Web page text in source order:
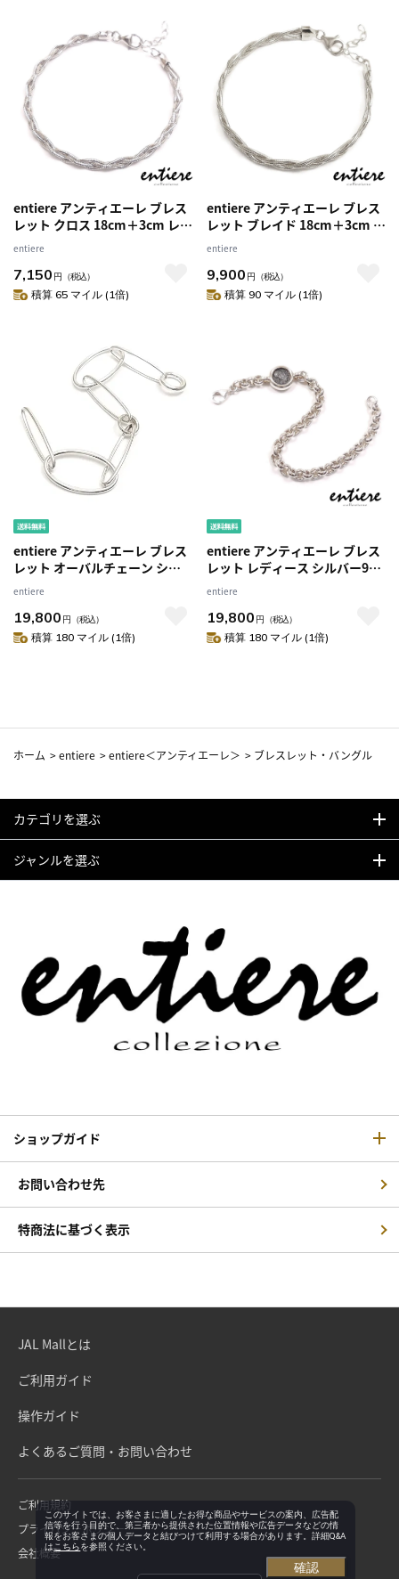
entiere アンティエーレ ブレス
レット クロス 18cm＋3cm レデ
ィース シルバー925 ロジウムメ
ッキ イタリア製
entiere
7,150 円 （税込）
積算 65 マイル (1倍)
entiere アンティエーレ ブレス
レット ブレイド 18cm＋3cm レ
ディース シルバー925 ロジウム
メッキ イタリア製
entiere
9,900 円 （税込）
積算 90 マイル (1倍)
entiere アンティエーレ ブレス
レット オーバルチェーン シル
バー925 レディース
entiere
19,800 円 （税込）
積算 180 マイル (1倍)
entiere アンティエーレ ブレス
レット レディース シルバー925
アンティークコイン風 20cm
entiere
19,800 円 （税込）
積算 180 マイル (1倍)
ホーム >entiere >entiere＜アンティエーレ＞ > ブレスレット・バングル
カテゴリを選ぶ
ジャンルを選ぶ
ショップガイド
お問い合わせ先
特商法に基づく表示
JAL Mallとは
ご利用ガイド
操作ガイド
よくあるご質問・お問い合わせ
ご利用規約
プライバシーポリシー
会社概要
このサイトでは、お客さまに適したお得な商品やサービスの案内、広告配
信等を行う目的で、第三者から提供された位置情報や広告データなどの情
報をお客さまの個人データと結びつけて利用する場合があります。詳細Q&A
はこちらを参照ください。
確認